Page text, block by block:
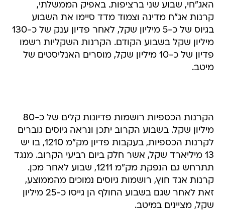
האג"חי, שבוע שני ברציפות. באפיק הממשלתי,
קרנות אג"ח מדינה וצמוד מדד סיימו את השבוע
בגיוס של כ-5 מיליון שקל, לאחר פדיון ענק של כ-130
מיליון שקל בשבוע הקודם. הקרנות השקליות רשמו
פדיון של כ-10 מיליון שקל, מוסרים האנליסטים של
מיטב.
הקרנות הכספיות רושמות פדיונות קלים של כ-80
מיליון שקל. בשבוע הקרוב יתכן ונראה גיוסים גוברים
לקרנות הכספיות, בעקבות פדיון מק"מ 1210, בו יש
13 מיליארד שקל, אשר חלק ביום רביעי הקרוב. מנגד
תתרחש גם הנפקת מק"מ 1211, שבוע לאחר מכן.
קרנות אגד חוץ, רושמות גיוסים נמוכים מהממוצע,
זאת לאחר שגם בשבוע החולף הן גייסו כ-25 מיליון
שקל, מציינים במיטב.